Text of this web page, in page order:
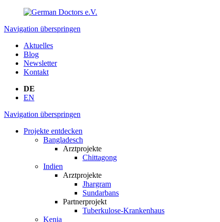
Navigation überspringen
Aktuelles
Blog
Newsletter
Kontakt
DE
EN
Navigation überspringen
Projekte entdecken
Bangladesch
Arztprojekte
Chittagong
Indien
Arztprojekte
Jhargram
Sundarbans
Partnerprojekt
Tuberkulose-Krankenhaus
Kenia